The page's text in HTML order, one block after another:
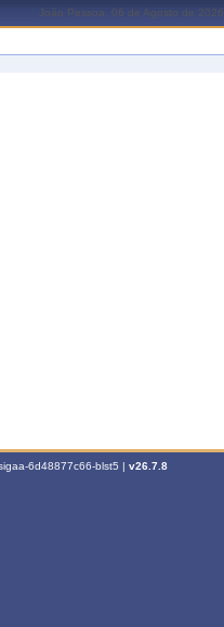
João Pessoa, 06 de Agosto de 2026
6d48877c66-blst5 | v26.7.8